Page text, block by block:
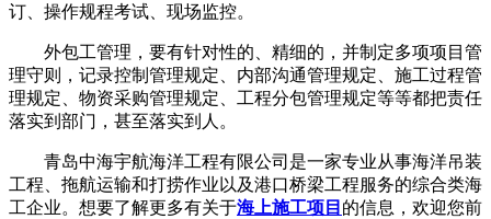
订、操作规程考试、现场监控。
外包工管理，要有针对性的、精细的，并制定多项项目管
理守则，记录控制管理规定、内部沟通管理规定、施工过程管
理规定、物资采购管理规定、工程分包管理规定等等都把责任
落实到部门，甚至落实到人。
青岛中海宇航海洋工程有限公司是一家专业从事海洋吊装
工程、拖航运输和打捞作业以及港口桥梁工程服务的综合类海
工企业。想要了解更多有关于海上施工项目 的信息，欢迎您前